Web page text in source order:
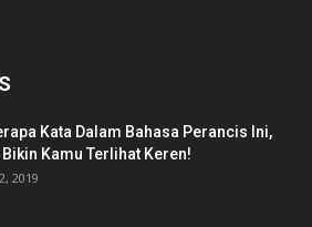
Kata Dalam Bahasa Perancis Ini,
Bikin Kamu Terlihat Keren!
2019